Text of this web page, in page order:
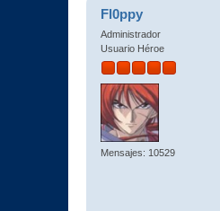
Fl0ppy
Administrador
Usuario Héroe
Mensajes: 10529